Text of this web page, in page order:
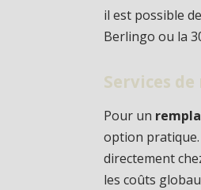
il est possible
Berlingo ou la
Services
Pour un
option
directement
les coûts